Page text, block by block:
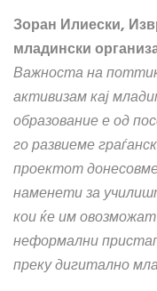
Зоран Илиески,
младински
Важноста на
активизам кај
образование е од
го развиеме
проектот
наменети за
кои ќе им
неформални
преку дигитално